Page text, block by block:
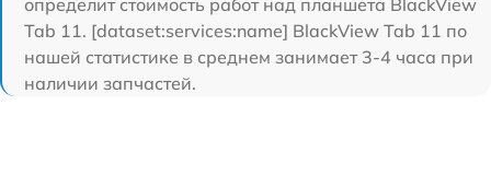
Tab 11. [dataset:services:name] BlackView Tab 11 по
нашей статистике в среднем занимает 3-4 часа при
наличии запчастей.